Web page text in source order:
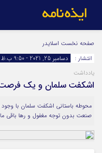
اینستاگرام
سروش
رمز عبور
مرا به خاطر بسپار
صفحه نخست اسلایدر
انتشار :
دسامبر 25, 2021 - 9:50 ب.ظ
یادداشت
اشکفت سلمان و یک
محوطه باستانی اشکفت سلمان با
صنعت بدون توجه مغفول و رها باقی